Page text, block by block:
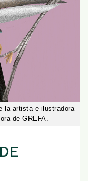
la artista e ilustradora
de GREFA.